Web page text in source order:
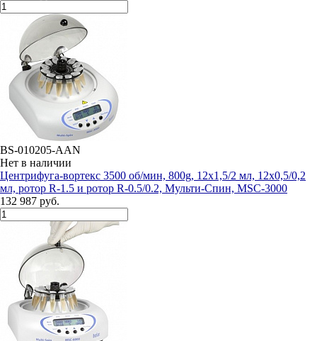
BS-010205-AAN
Нет в наличии
Центрифуга-вортекс 3500 об/мин, 800g, 12х1,5/2 мл, 12х0,5/0,2
мл, ротор R-1.5 и ротор R-0.5/0.2, Мульти-Cпин, MSC-3000
132 987 руб.